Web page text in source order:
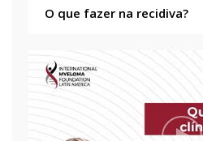
O que fazer na recidiva?